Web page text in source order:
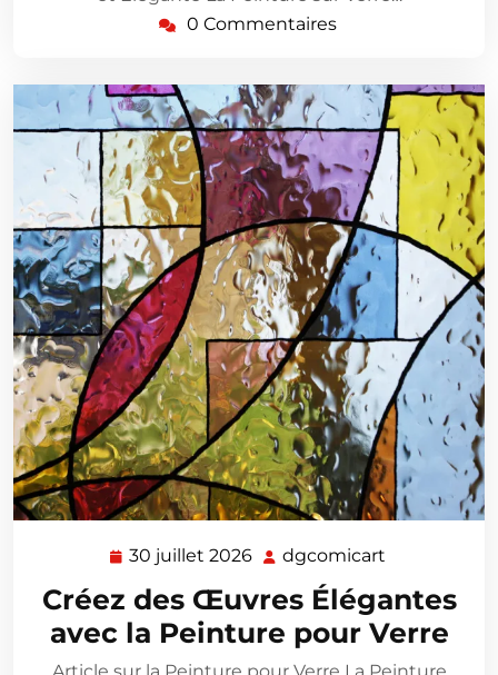
0 Commentaires
30 juillet 2026 30
2026
dgcomicart
Créez des Œuvres Élégantes
avec la Peinture pour Verre